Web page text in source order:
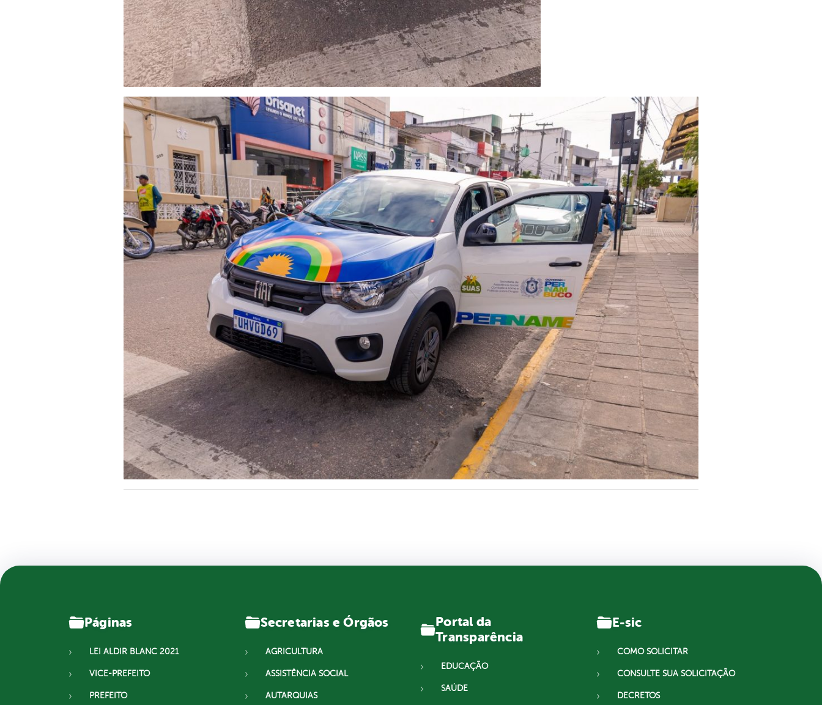
Páginas
LEI ALDIR BLANC 2021
VICE-PREFEITO
PREFEITO
Secretarias e Órgãos
AGRICULTURA
ASSISTÊNCIA SOCIAL
AUTARQUIAS
Portal da
Transparência
EDUCAÇÃO
SAÚDE
E-sic
COMO SOLICITAR
CONSULTE SUA SOLICITAÇÃO
DECRETOS